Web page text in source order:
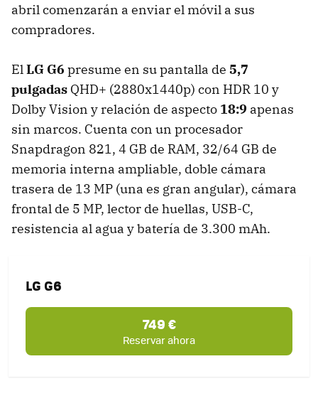
abril comenzarán a enviar el móvil a sus
compradores.
ElLG G6 presume en su pantalla de 5,7
pulgadas QHD+ (2880x1440p) con HDR 10 y
Dolby Vision y relación de aspecto 18:9 apenas
sin marcos. Cuenta con un procesador
Snapdragon 821, 4 GB de RAM, 32/64 GB de
memoria interna ampliable, doble cámara
trasera de 13 MP (una es gran angular), cámara
frontal de 5 MP, lector de huellas, USB-C,
resistencia al agua y batería de 3.300 mAh.
LG G6
749 €
Reservar ahora